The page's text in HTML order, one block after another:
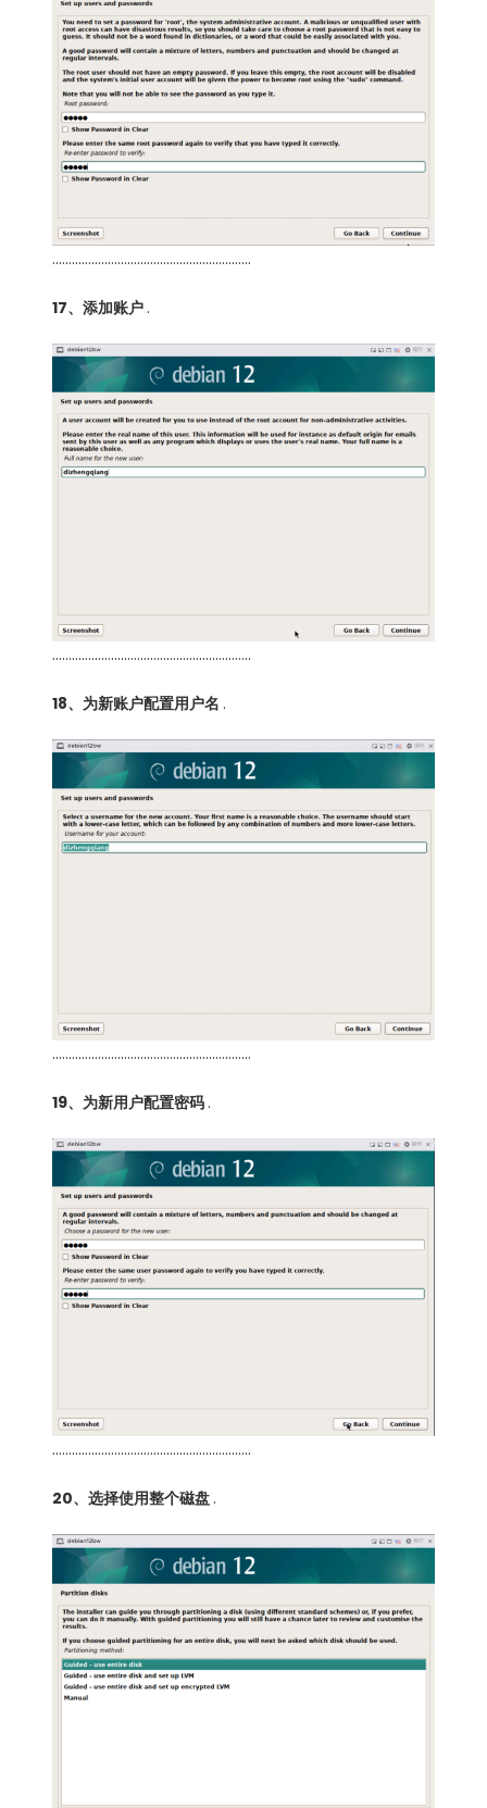
…………………………………………………….
17、添加账户 .
…………………………………………………….
18、为新账户配置用户名 .
…………………………………………………….
19、为新用户配置密码 .
…………………………………………………….
20、选择使用整个磁盘 .